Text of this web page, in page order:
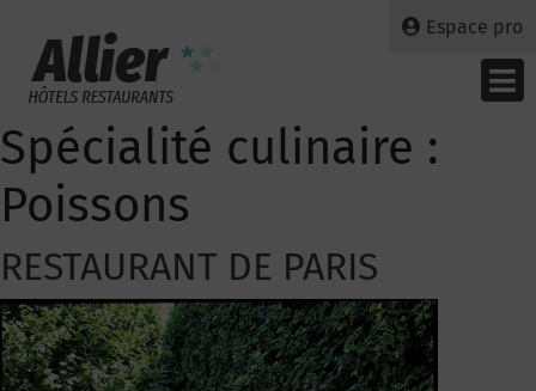
Espace pro
Spécialité culinaire :
Poissons
RESTAURANT DE PARIS